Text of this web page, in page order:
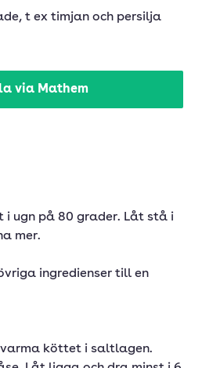
t ex timjan och persilja
via Mathem
i ugn på 80 grader. Låt stå i
mer.
ingredienser till en
varma köttet i saltlagen.